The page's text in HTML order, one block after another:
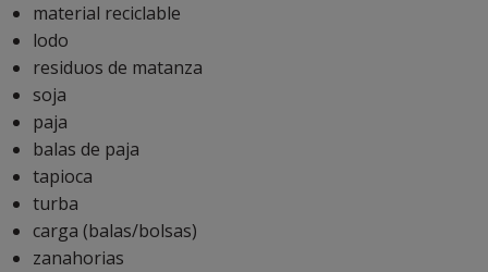
material reciclable
lodo
residuos de matanza
soja
paja
balas de paja
tapioca
turba
carga (balas/bolsas)
zanahorias